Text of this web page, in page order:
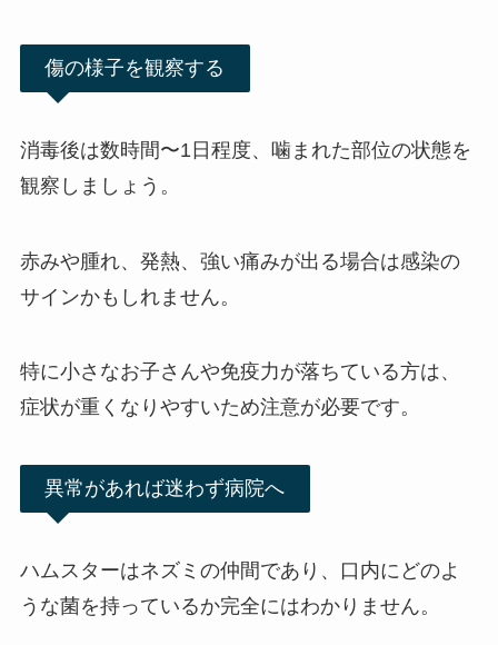
傷の様子を観察する
消毒後は数時間〜1日程度、噛まれた部位の状態を
観察しましょう。
赤みや腫れ、発熱、強い痛みが出る場合は感染の
サインかもしれません。
特に小さなお子さんや免疫力が落ちている方は、
症状が重くなりやすいため注意が必要です。
異常があれば迷わず病院へ
ハムスターはネズミの仲間であり、口内にどのよ
うな菌を持っているか完全にはわかりません。